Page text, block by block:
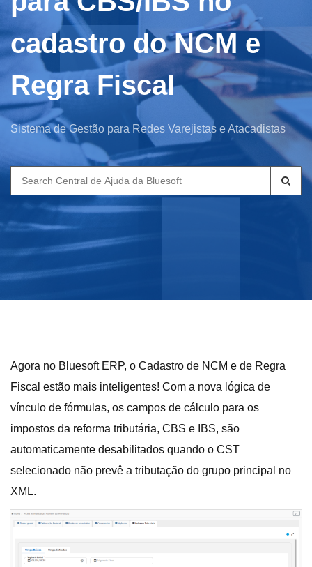
cadastro do NCM e
Regra Fiscal
Sistema de Gestão para Redes Varejistas e Atacadistas
Search
for:
Agora no Bluesoft ERP, o Cadastro de NCM e de Regra
Fiscal estão mais inteligentes! Com a nova lógica de
vínculo de fórmulas, os campos de cálculo para os
impostos da reforma tributária, CBS e IBS, são
automaticamente desabilitados quando o CST
selecionado não prevê a tributação do grupo principal no
XML.